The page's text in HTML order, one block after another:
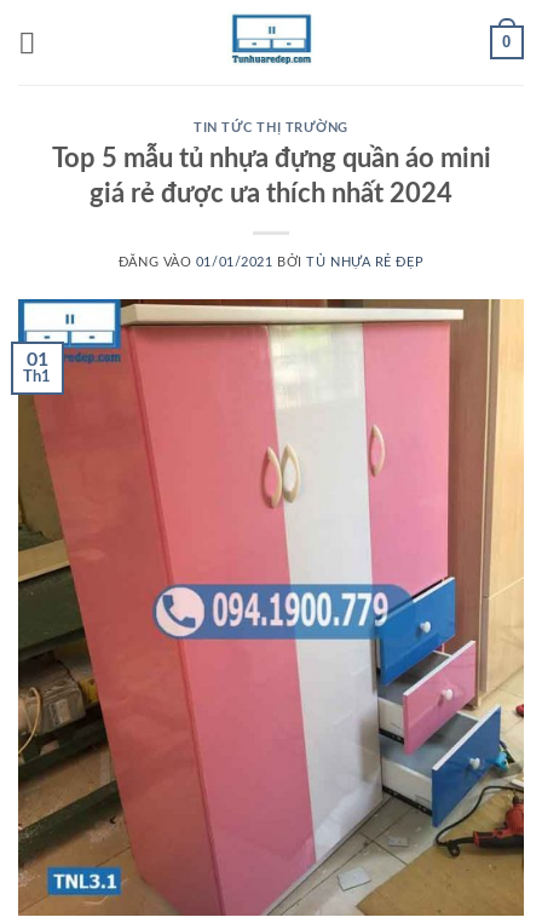
0
TIN TỨC THỊ TRƯỜNG
Top 5 mẫu tủ nhựa đựng quần áo mini
giá rẻ được ưa thích nhất 2024
ĐĂNG VÀO 01/01/2021 BỞITỦ NHỰA RẺ ĐẸP
01
Th1